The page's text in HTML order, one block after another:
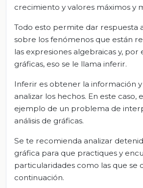
crecimiento y valores máximos y
Todo esto permite dar respuesta
sobre los fenómenos que están
las expresiones algebraicas y, por
gráficas, eso se le llama inferir.
Inferir es obtener la información
analizar los hechos. En este caso,
ejemplo de un problema de
análisis de gráficas.
Se te recomienda analizar
gráfica para que practiques y
particularidades como las que se
continuación.